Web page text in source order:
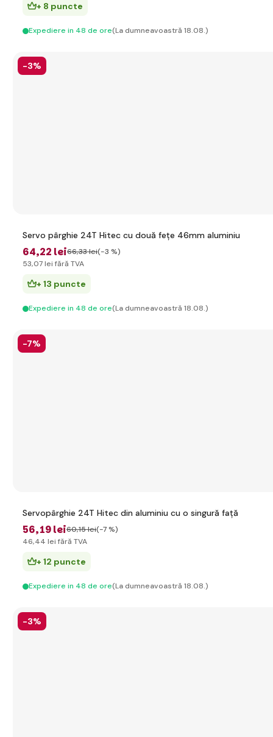
+ 8 puncte
Expediere in 48 de ore(La dumneavoastră 18.08.)
-3%
Servo pârghie 24T Hitec cu două fețe 46mm aluminiu
64,22 lei66,33 lei(-3 %)
53,07 lei fără TVA
+ 13 puncte
Expediere in 48 de ore(La dumneavoastră 18.08.)
-7%
Servopârghie 24T Hitec din aluminiu cu o singură față
56,19 lei60,15 lei(-7 %)
46,44 lei fără TVA
+ 12 puncte
Expediere in 48 de ore(La dumneavoastră 18.08.)
-3%